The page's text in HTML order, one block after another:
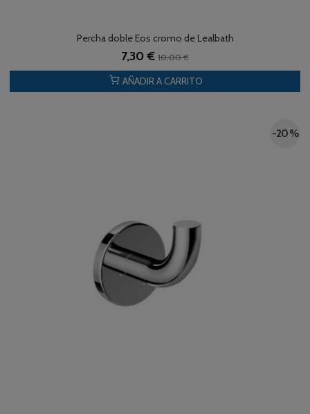
Percha doble Eos cromo de Lealbath
7,30 € 10,00 €
AÑADIR A CARRITO
-20 %